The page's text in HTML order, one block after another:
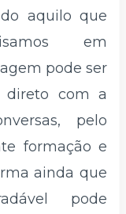
aquilo que
em
pode ser
direto com a
pelo
formação e
ainda que
pode